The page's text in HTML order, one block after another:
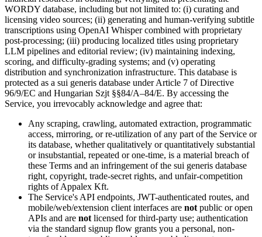
WORDY database, including but not limited to: (i) curating and
licensing video sources; (ii) generating and human-verifying subtitle
transcriptions using OpenAI Whisper combined with proprietary
post-processing; (iii) producing localized titles using proprietary
LLM pipelines and editorial review; (iv) maintaining indexing,
scoring, and difficulty-grading systems; and (v) operating
distribution and synchronization infrastructure. This database is
protected as a sui generis database under Article 7 of Directive
96/9/EC and Hungarian Szjt §§84/A–84/E. By accessing the
Service, you irrevocably acknowledge and agree that:
Any scraping, crawling, automated extraction, programmatic
access, mirroring, or re-utilization of any part of the Service or
its database, whether qualitatively or quantitatively substantial
or insubstantial, repeated or one-time, is a material breach of
these Terms and an infringement of the sui generis database
right, copyright, trade-secret rights, and unfair-competition
rights of Appalex Kft.
The Service's API endpoints, JWT-authenticated routes, and
mobile/web/extension client interfaces are not public or open
APIs and are not licensed for third-party use; authentication
via the standard signup flow grants you a personal, non-